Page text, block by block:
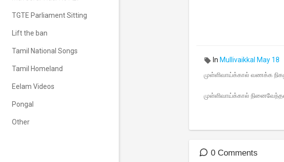
In Mullivaikkal May 18
முள்ளிவாய்க்கால் வணக்க
முள்ளிவாய்க்கால்
0 Comments
TGTE Parliament Sitting
Lift the ban
Tamil National Songs
Tamil Homeland
Eelam Videos
Pongal
Other